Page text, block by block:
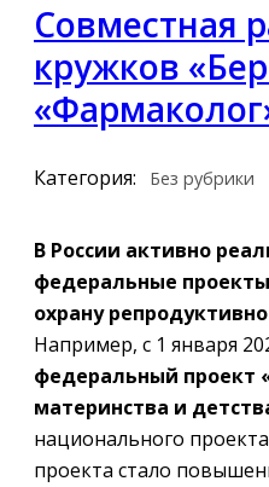
Совместная
кружков
Категория: Без рубрики
В России активно
федеральные
охрану
Например, с 1 января
федеральный проект
материнства и
национального
проекта стало